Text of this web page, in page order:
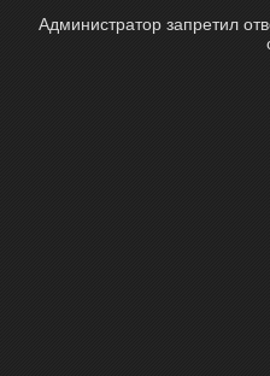
Администратор запретил